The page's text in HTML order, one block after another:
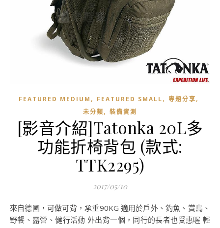
FEATURED MEDIUM , FEATURED SMALL, 專題分享,
未分類, 裝備實測
[影音介紹]Tatonka 20L多
功能折椅背包 (款式:
TTK2295)
2017/05/10
來自德國，可做可背，承重90KG 適用於戶外、釣魚、賞鳥、
野餐、露營、健行活動 外出背一個，同行的長者也受惠喔 輕